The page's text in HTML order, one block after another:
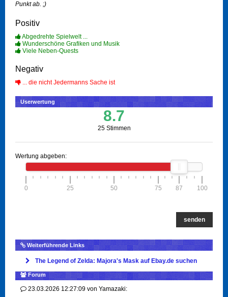
Punkt ab. ;)
Positiv
Abgedrehte Spielwelt ...
Wunderschöne Grafiken und Musik
Viele Neben-Quests
Negativ
... die nicht Jedermanns Sache ist
Userwertung
8.7
25 Stimmen
Wertung abgeben:
0 25 50 75 87 100
senden
Weiterführende Links
The Legend of Zelda: Majora's Mask auf Ebay.de suchen
Forum
23.03.2026 12:27:09 von Yamazaki: